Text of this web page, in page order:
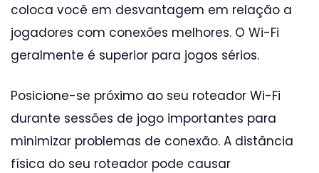
coloca você em desvantagem em relação a
jogadores com conexões melhores. O Wi-Fi
geralmente é superior para jogos sérios.
Posicione-se próximo ao seu roteador Wi-Fi
durante sessões de jogo importantes para
minimizar problemas de conexão. A distância
física do seu roteador pode causar